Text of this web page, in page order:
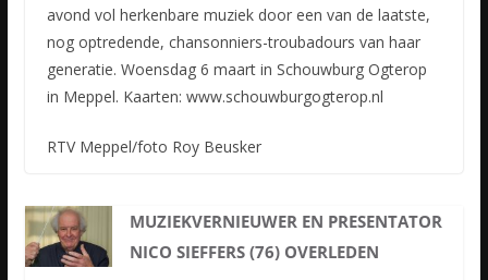
avond vol herkenbare muziek door een van de laatste,
nog optredende, chansonniers-troubadours van haar
generatie. Woensdag 6 maart in Schouwburg Ogterop
in Meppel. Kaarten: www.schouwburgogterop.nl
RTV Meppel/foto Roy Beusker
MUZIEKVERNIEUWER EN PRESENTATOR
NICO SIEFFERS (76) OVERLEDEN